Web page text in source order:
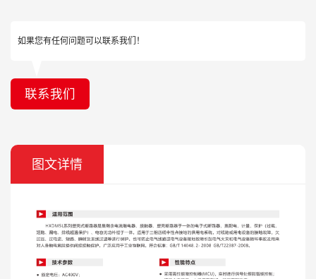
如果您有任何问题可以联系我们！
联系我们
图文详情